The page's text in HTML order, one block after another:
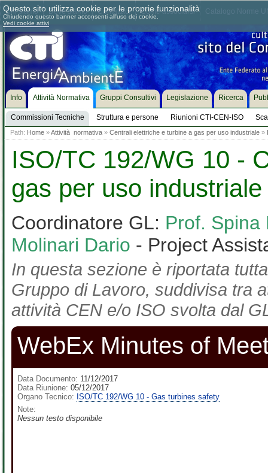
Chi siamo Dove siamo Contattaci Come associarsi
Info Attività Normativa
Commissioni Tecniche Struttura e persone Riunioni CTI-CEN-ISO
Gruppi Consultivi Legislazione Ricerca
Path: Home »Attività normativa » Centrali elettriche e turbine a gas per uso industriale »
ISO/TC 192/WG 10 -
gas per uso industriale
Coordinatore GL: Prof. Spina
Molinari Dario - Project
In questa sezione è riportata
Gruppo di Lavoro, suddivisa tra
attività CEN e/o ISO svolta dal
WebEx Minutes of
Data Documento: 11/12/2017
Data Riunione: 05/12/2017
Organo Tecnico: ISO/TC 192/WG 10 - Gas turbines safety
Note:
Nessun testo disponibile
Questo sito utilizza cookie per le proprie funzionalità
Chiudendo questo banner acconsenti all'uso dei cookie.
Vedi cookie attivi